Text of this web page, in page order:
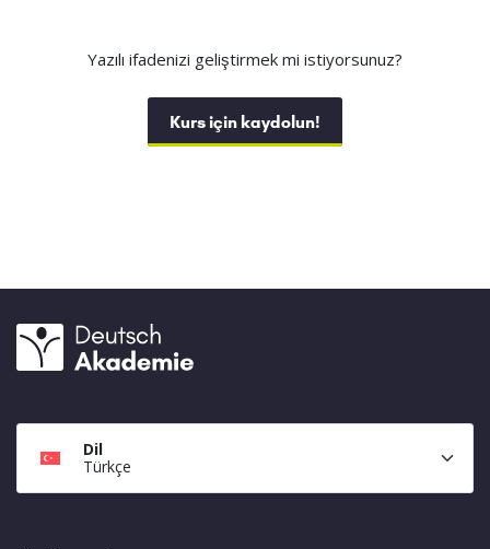
Yazılı ifadenizi geliştirmek mi istiyorsunuz?
Kurs için kaydolun!
Dil
Türkçe